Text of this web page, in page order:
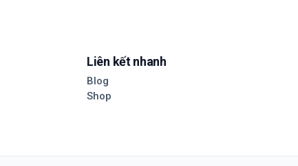
Liên kết nhanh
Blog
Shop